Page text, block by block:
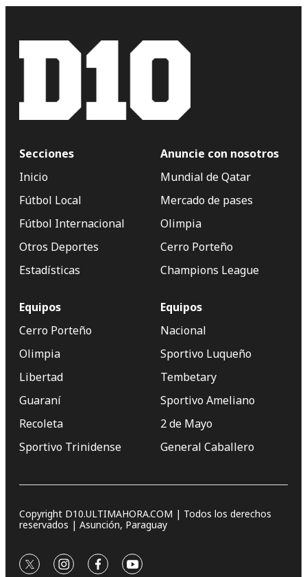
Secciones
Inicio
Fútbol Local
Fútbol Internacional
Otros Deportes
Estadísticas
Anuncie con nosotros
Mundial de Qatar
Mercado de pases
Olimpia
Cerro Porteño
Champions League
Equipos
Cerro Porteño
Olimpia
Libertad
Guaraní
Recoleta
Sportivo Trinidense
Equipos
Nacional
Sportivo Luqueño
Tembetary
Sportivo Ameliano
2 de Mayo
General Caballero
Copyright D10.ULTIMAHORA.COM | Todos los derechos
reservados | Asunción, Paraguay
twitterinstagram
facebookyoutube